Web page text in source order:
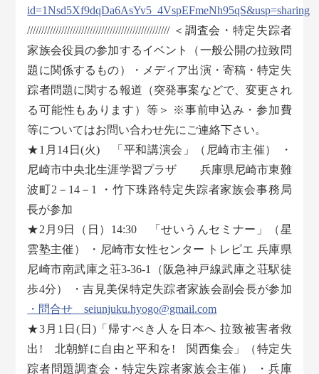
id=1Nsd5Xf9dqDa6AsYv5_4VspEFmeNh95qS&usp=sharing
////////////////////////////////////////////////// ＜調査会・特定失踪者
家族会役員の参加するイベント（一般公開の拉致問
題に関係するもの）・メディア出演・寄稿・特定失
踪者問題に関する報道（突発事案などで、変更され
る可能性もあります）等＞ ※事前申込み・参加費
等についてはお問い合わせ先にご連絡下さい。
★1月14日(火) 「平和講演会」（尼崎市主催） ・
尼崎市中央北生涯学習プラザ 兵庫県尼崎市東難
波町2－14－1 ・竹下珠路特定失踪者家族会事務局
長が参加
★2月9日（日）14:30 「せいうんセミナー」（星
雲塾主催） ・尼崎市女性センター トレピエ 兵庫県
尼崎市南武庫之荘3-36-1（阪急神戸線武庫之荘駅徒
歩4分） ・吉見美保特定失踪者家族会副会長が参加
・問合せ seiunjuku.hyogo@gmail.com
★3月1日(日)「帰すべき人を日本へ 拉致被害者救
出! 北朝鮮に自由と平和を! 関西集会」（特定失
踪者問題調査会・特定失踪者家族会主催） ・兵庫